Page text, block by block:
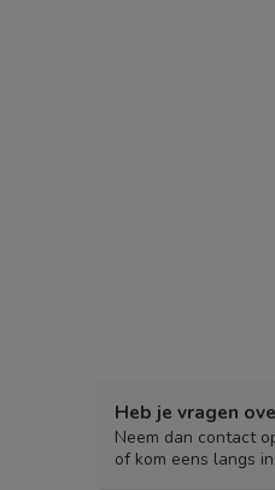
Heb je vragen
Neem dan contact
of kom eens langs